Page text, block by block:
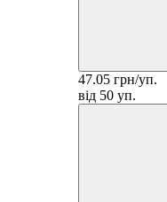
47.05 грн/уп.
від 50 уп.